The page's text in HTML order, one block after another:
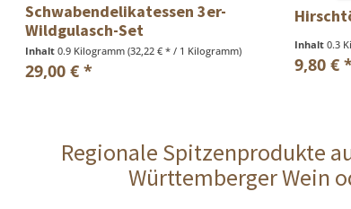
Schwabendelikatessen 3er-
Wildgulasch-Set
Inhalt 0.9 Kilogramm (32,22 € * / 1 Kilogramm)
29,00 € *
Inhalt 0.3
9,80 €
Regionale Spitzenprodukte
Württemberger Wein